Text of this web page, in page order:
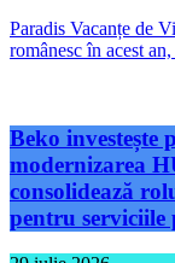
Paradis Vacanțe de
românesc în acest
Beko investește
modernizarea
consolidează
pentru serviciile